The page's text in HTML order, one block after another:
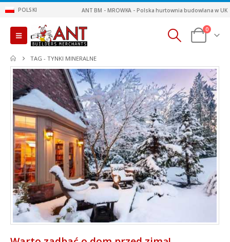
POLSKI ANT BM - MROWKA - Polska hurtownia budowlana w UK
0
TAG -TYNKI MINERALNE